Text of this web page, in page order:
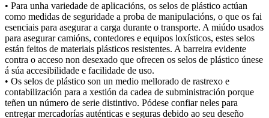
• Para unha variedade de aplicacións, os selos de plástico actúan
como medidas de seguridade a proba de manipulacións, o que os fai
esenciais para asegurar a carga durante o transporte. A miúdo usados
​​para asegurar camións, contedores e equipos loxísticos, estes selos
están feitos de materiais plásticos resistentes. A barreira evidente
contra o acceso non desexado que ofrecen os selos de plástico únese
á súa accesibilidade e facilidade de uso.
• Os selos de plástico son un medio mellorado de rastrexo e
contabilización para a xestión da cadea de subministración porque
teñen un número de serie distintivo. Pódese confiar neles para
entregar mercadorías auténticas e seguras debido ao seu deseño